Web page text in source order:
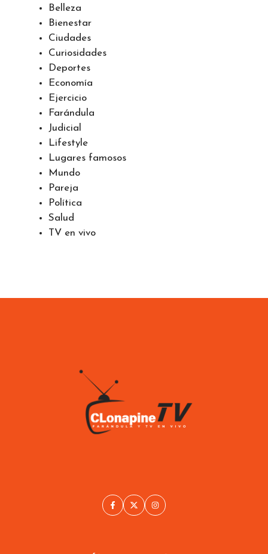
Belleza
Bienestar
Ciudades
Curiosidades
Deportes
Economía
Ejercicio
Farándula
Judicial
Lifestyle
Lugares famosos
Mundo
Pareja
Política
Salud
TV en vivo